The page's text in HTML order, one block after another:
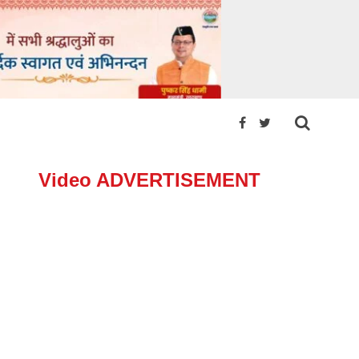
Video ADVERTISEMENT